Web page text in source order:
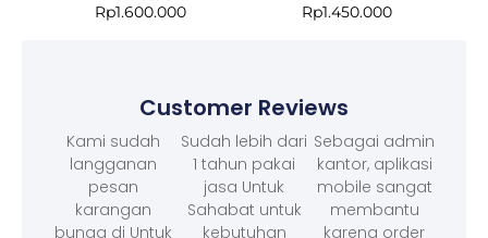
Rp1.600.000
Rp1.450.000
Customer Reviews
Kami sudah
langganan
pesan
karangan
bunga di Untuk
Sudah lebih dari
1 tahun pakai
jasa Untuk
Sahabat untuk
kebutuhan
Sebagai admin
kantor, aplikasi
mobile sangat
membantu
karena order